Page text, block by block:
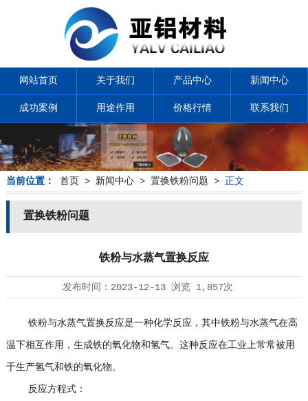
网站首页 关于我们 产品中心 新闻中心
成功案例 用途作用 价格行情 联系我们
当前位置： 首页 > 新闻中心> 置换铁粉问题 > 正文
置换铁粉问题
铁粉与水蒸气置换反应
发布时间： 2023-12-13浏览 1,857次
铁粉与水蒸气置换反应是一种化学反应，其中铁粉与水蒸气在高
温下相互作用，生成铁的氧化物和氢气。这种反应在工业上常常被用
于生产氢气和铁的氧化物。
反应方程式：